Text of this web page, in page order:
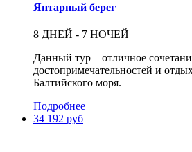
Янтарный берег
8 ДНЕЙ - 7 НОЧЕЙ
Данный тур – отличное
достопримечательностей и
Балтийского моря.
Подробнее
34 192 руб